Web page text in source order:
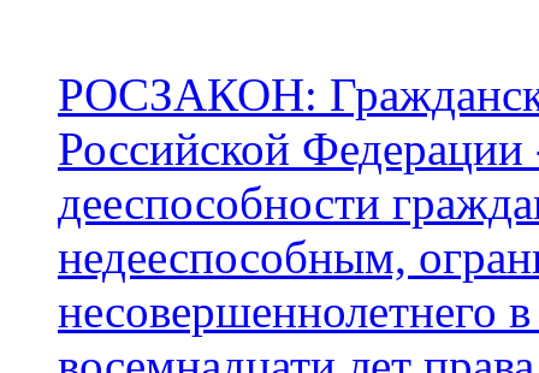
РОСЗАКОН:
Российской
дееспособности
недееспособным,
несовершеннолетнего